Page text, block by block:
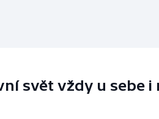
svět vždy u sebe i